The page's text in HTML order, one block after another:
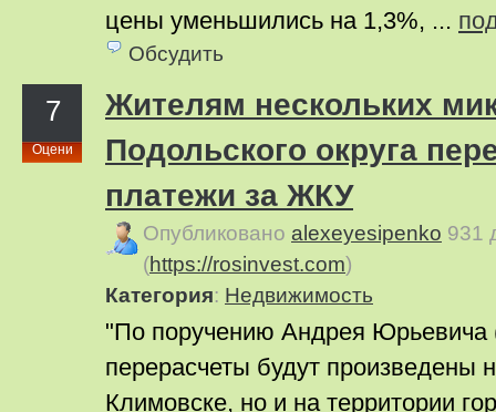
цены уменьшились на 1,3%, ...
Обсудить
7
Оцени
Жителям нескольких
Подольского округа
платежи за ЖКУ
Опубликовано alexeyesipenko 931
(https://rosinvest.com)
Категория: Недвижимость
"По поручению Андрея
перерасчеты будут произведены
Климовске, но и на территории